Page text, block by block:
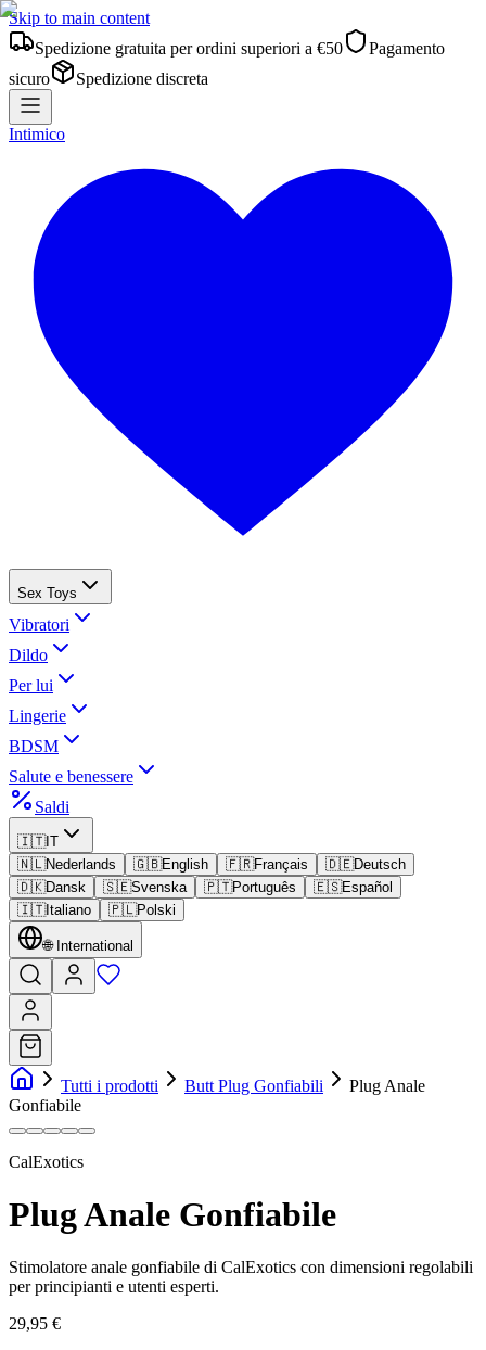
Skip to main content
Spedizione gratuita per ordini superiori a €50
Pagamento
sicuro
Spedizione discreta
Intimico
Sex Toys
Vibratori
Dildo
Per lui
Lingerie
BDSM
Salute e benessere
Saldi
🇮🇹IT
🇳🇱Nederlands 🇬🇧English 🇫🇷Français 🇩🇪Deutsch
🇩🇰Dansk 🇸🇪Svenska 🇵🇹Português 🇪🇸Español
🇮🇹Italiano 🇵🇱Polski
🌐 International
Tutti i prodotti Butt Plug Gonfiabili
Plug Anale
Gonfiabile
CalExotics
Plug Anale Gonfiabile
Stimolatore anale gonfiabile di CalExotics con dimensioni regolabili
per principianti e utenti esperti.
29,95 €